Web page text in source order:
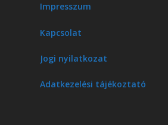
Impresszum
Kapcsolat
Jogi nyilatkozat
Adatkezelési tájékoztató